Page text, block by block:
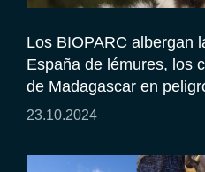
Los BIOPARC albergan
España de lémures, los
de Madagascar en
23.10.2024